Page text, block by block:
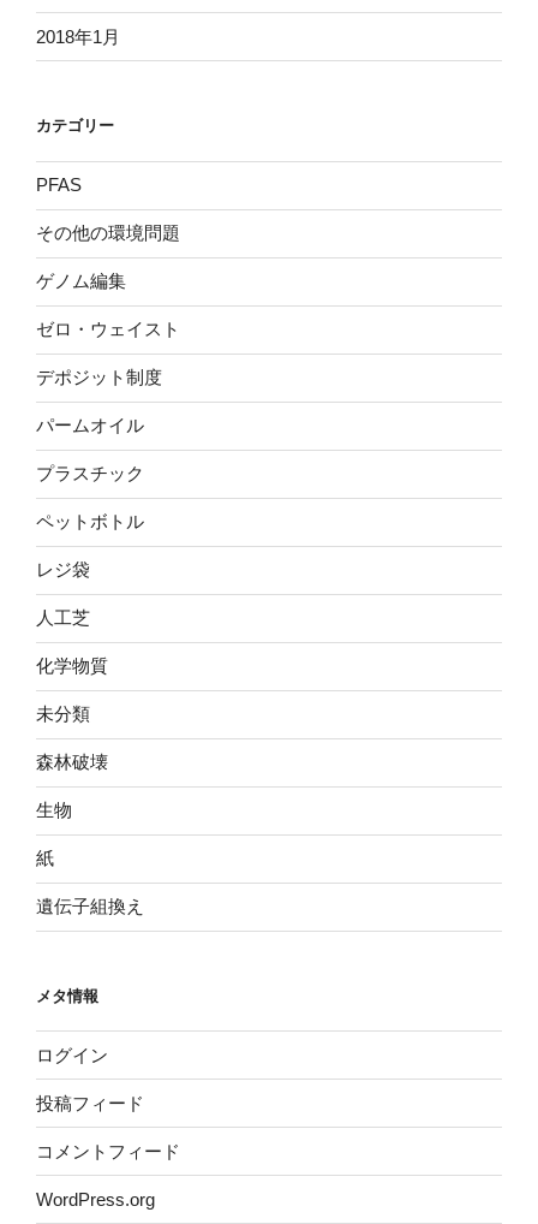
2018年1月
カテゴリー
PFAS
その他の環境問題
ゲノム編集
ゼロ・ウェイスト
デポジット制度
パームオイル
プラスチック
ペットボトル
レジ袋
人工芝
化学物質
未分類
森林破壊
生物
紙
遺伝子組換え
メタ情報
ログイン
投稿フィード
コメントフィード
WordPress.org